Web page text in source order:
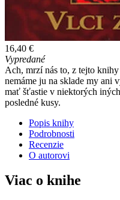
16,40 €
Vypredané
Ach, mrzí nás to, z tejto
nemáme ju na sklade my ani
mať šťastie v niektorých
posledné kusy.
Popis knihy
Podrobnosti
Recenzie
O autorovi
Viac o knihe